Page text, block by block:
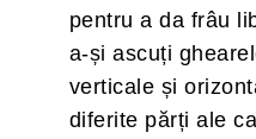
pentru a da frâu
a-și ascuți
verticale și
diferite părți ale